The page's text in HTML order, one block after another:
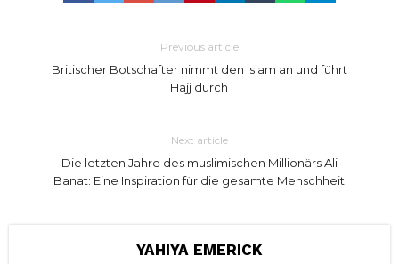
Previous article
Britischer Botschafter nimmt den Islam an und führt
Hajj durch
Next article
Die letzten Jahre des muslimischen Millionärs Ali
Banat: Eine Inspiration für die gesamte Menschheit
YAHIYA EMERICK